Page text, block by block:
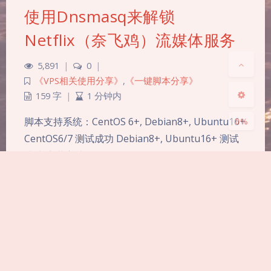
Sans Serif
浅阴影 深阴影
关闭 日落
0%
使用Dnsmasq来解锁
Netflix（奈飞鸡）流媒体服务
5,891 | 0 |
《VPS相关使用分享》 , 《一键脚本分享》
159 字 | 1 分钟内
脚本支持系统：CentOS 6+, Debian8+, Ubuntu16+
CentOS6/7 测试成功 Debian8+, Ubuntu16+ 测试
成功 安装方法： wget --no-check-certificate -O